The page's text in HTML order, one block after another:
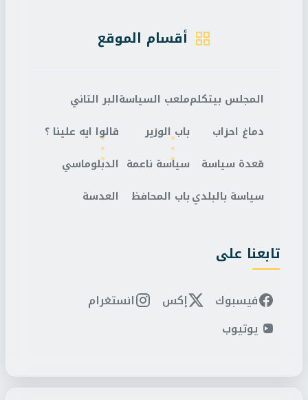
أقسام الموقع
المجلس بيتكلم
دماغ احزاب
قعدة سياسة
سياسة بالبلدي
ملعب السياسة
باب الوزير
سياسة ناعمة
باب المحافظ
البر التاني
قالوا ايه علينا ؟
الدبلوماسي
العدسة
تابعنا على
فيسبوك إكس
انستغرام
يوتيوب